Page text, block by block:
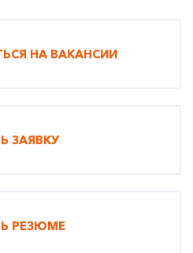
НА ВАКАНСИИ
ЗАЯВКУ
РЕЗЮМЕ